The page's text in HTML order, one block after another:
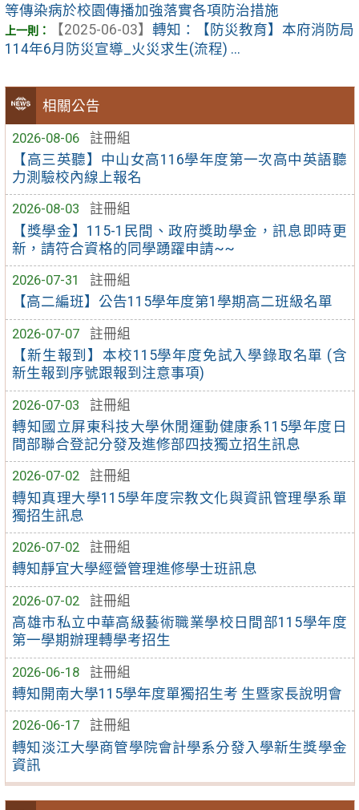
相關公告
2026-08-06
註冊組
【高三英聽】中山女高116學年度第一次高中英語聽
力測驗校內線上報名
2026-08-03
註冊組
【獎學金】115-1民間、政府獎助學金，訊息即時更
新，請符合資格的同學踴躍申請~~
2026-07-31
註冊組
【高二編班】公告115學年度第1學期高二班級名單
2026-07-07
註冊組
【新生報到】本校115學年度免試入學錄取名單 (含
新生報到序號跟報到注意事項)
2026-07-03
註冊組
轉知國立屏東科技大學休閒運動健康系115學年度日
間部聯合登記分發及進修部四技獨立招生訊息
2026-07-02
註冊組
轉知真理大學115學年度宗教文化與資訊管理學系單
獨招生訊息
2026-07-02
註冊組
轉知靜宜大學經營管理進修學士班訊息
2026-07-02
註冊組
高雄市私立中華高級藝術職業學校日間部115學年度
第一學期辦理轉學考招生
2026-06-18
註冊組
轉知開南大學115學年度單獨招生考 生暨家長說明會
2026-06-17
註冊組
轉知淡江大學商管學院會計學系分發入學新生獎學金
資訊
等傳染病於校園傳播加強落實各項防治措施
【2025-06-03】 轉知：【防災教育】本府消防局
114年6月防災宣導_火災求生(流程) ...